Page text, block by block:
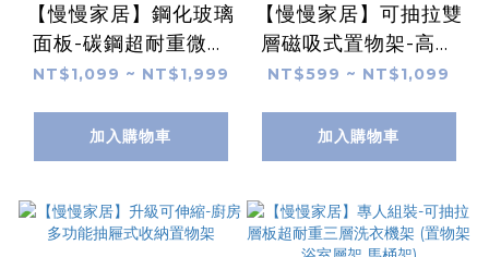
【慢慢家居】鋼化玻璃
面板-碳鋼超耐重微波
爐置物架 (廚房收納架
NT$1,099 ~ NT$1,999
加入購物車
【慢慢家居】可抽拉雙
層磁吸式置物架-高度
可調 (冰箱收納架 冰箱
收納)
NT$599 ~ NT$1,099
加入購物車